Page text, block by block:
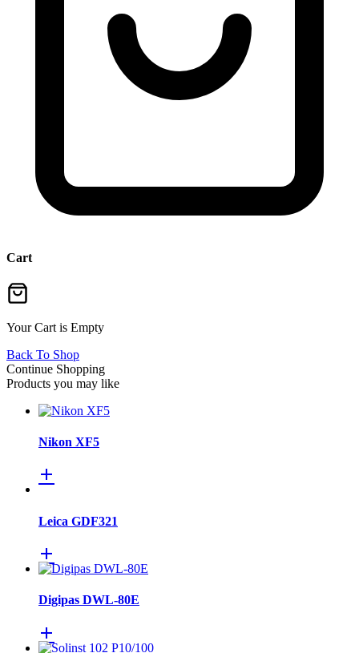
Cart
Your Cart is Empty
Back To Shop
Continue Shopping
Products you may like
Nikon XF5
Leica GDF321
Digipas DWL-80E